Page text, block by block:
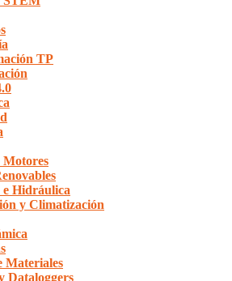
TP
e Hidráulica
y Climatización
Materiales
Dataloggers